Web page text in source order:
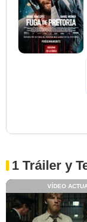
1 Tráiler y
VÍDEO